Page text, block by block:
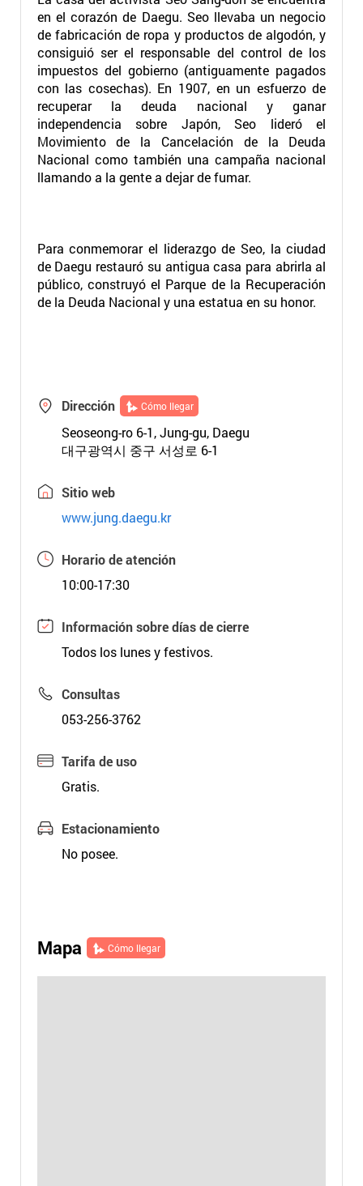
en el corazón de Daegu. Seo llevaba un negocio
de fabricación de ropa y productos de algodón, y
consiguió ser el responsable del control de los
impuestos del gobierno (antiguamente pagados
con las cosechas). En 1907, en un esfuerzo de
recuperar la deuda nacional y ganar
independencia sobre Japón, Seo lideró el
Movimiento de la Cancelación de la Deuda
Nacional como también una campaña nacional
llamando a la gente a dejar de fumar.
Para conmemorar el liderazgo de Seo, la ciudad
de Daegu restauró su antigua casa para abrirla al
público, construyó el Parque de la Recuperación
de la Deuda Nacional y una estatua en su honor.
Dirección Cómo llegar
Seoseong-ro 6-1, Jung-gu, Daegu
대구광역시 중구 서성로 6-1
Sitio web
www.jung.daegu.kr
Horario de atención
10:00-17:30
Información sobre días de cierre
Todos los lunes y festivos.
Consultas
053-256-3762
Tarifa de uso
Gratis.
Estacionamiento
No posee.
Mapa Cómo llegar